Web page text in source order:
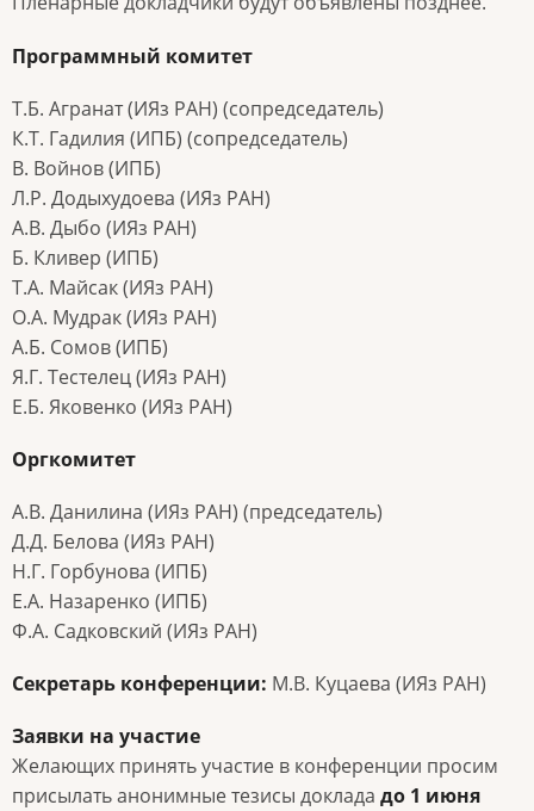
Программный комитет
Т.Б. Агранат (ИЯз РАН) (сопредседатель)
К.Т. Гадилия (ИПБ) (сопредседатель)
В. Войнов (ИПБ)
Л.Р. Додыхудоева (ИЯз РАН)
А.В. Дыбо (ИЯз РАН)
Б. Кливер (ИПБ)
Т.А. Майсак (ИЯз РАН)
О.А. Мудрак (ИЯз РАН)
А.Б. Сомов (ИПБ)
Я.Г. Тестелец (ИЯз РАН)
Е.Б. Яковенко (ИЯз РАН)
Оргкомитет
А.В. Данилина (ИЯз РАН) (председатель)
Д.Д. Белова (ИЯз РАН)
Н.Г. Горбунова (ИПБ)
Е.А. Назаренко (ИПБ)
Ф.А. Садковский (ИЯз РАН)
Секретарь конференции: М.В. Куцаева (ИЯз РАН)
Заявки на участие
Желающих принять участие в конференции просим
присылать анонимные тезисы доклада до 1 июня